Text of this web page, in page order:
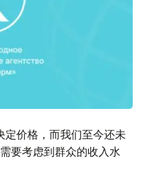
价格，而我们至今还未
要考虑到群众的收入水